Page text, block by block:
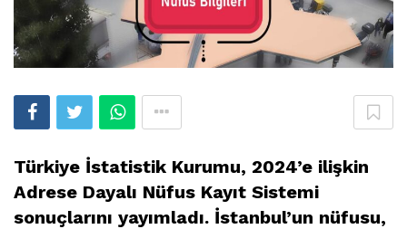
Türkiye İstatistik Kurumu, 2024’e ilişkin
Adrese Dayalı Nüfus Kayıt Sistemi
sonuçlarını yayımladı. İstanbul’un nüfusu,